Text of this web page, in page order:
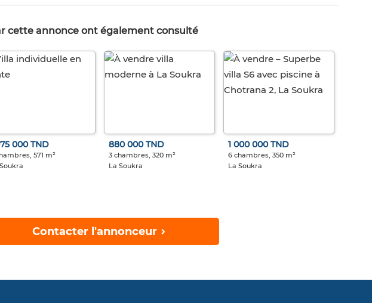
cette annonce ont également consulté
000 TND
571 m²
880 000 TND
3 chambres, 320 m²
La Soukra
1 000 000 TND
6 chambres, 350 m²
La Soukra
Contacter l'annonceur